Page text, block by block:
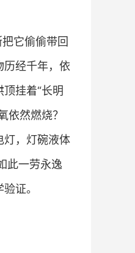
它偷偷带回
历经千年，依
挂着“长明
依然燃烧？
灯，灯碗液体
此一劳永逸
证。